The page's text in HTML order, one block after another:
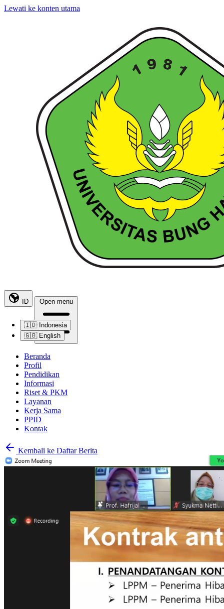
Lewati ke konten utama
ID
🇮🇩 Indonesia
🇬🇧 English
Open menu
Beranda
Profil
Pendidikan
Informasi
Riset & PKM
Layanan
Kerja Sama
PPID
Kontak
Kembali ke Daftar Berita